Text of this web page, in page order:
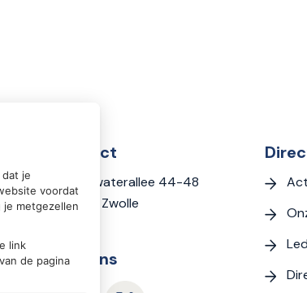
Contact
Zwartewaterallee 44-48
8031 DX Zwolle
Volg ons